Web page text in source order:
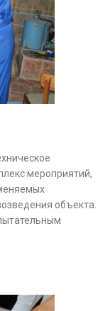
мероприятий,
объекта.